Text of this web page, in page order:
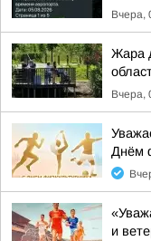
Вчера,
Жара
Вчера,
Днём
и